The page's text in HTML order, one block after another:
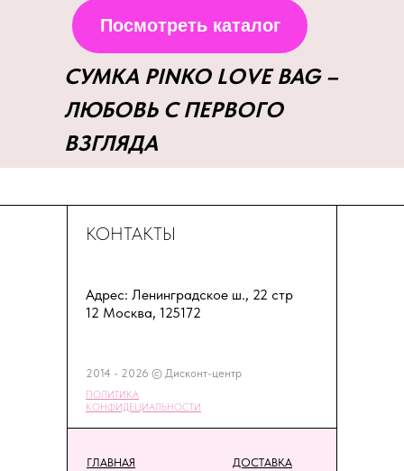
СУМКА PINKO LOVE BAG –
ЛЮБОВЬ С ПЕРВОГО
ВЗГЛЯДА
Посмотреть каталог
ГЛАВНАЯ ДОСТАВКА
КОНТАКТЫ
Адрес: Ленинградское ш., 22 стр
12 Москва, 125172
2014 - 2026 © Дисконт-центр
ПОЛИТИКА
КОНФИДЕЦИАЛЬНОСТИ